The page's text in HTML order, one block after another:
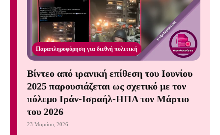
Παραπληροφόρηση για διεθνή πολιτική
Βίντεο από ιρανική επίθεση του Ιουνίου
2025 παρουσιάζεται ως σχετικό με τον
πόλεμο Ιράν-Ισραήλ-ΗΠΑ τον Μάρτιο
του 2026
23 Μαρτίου, 2026